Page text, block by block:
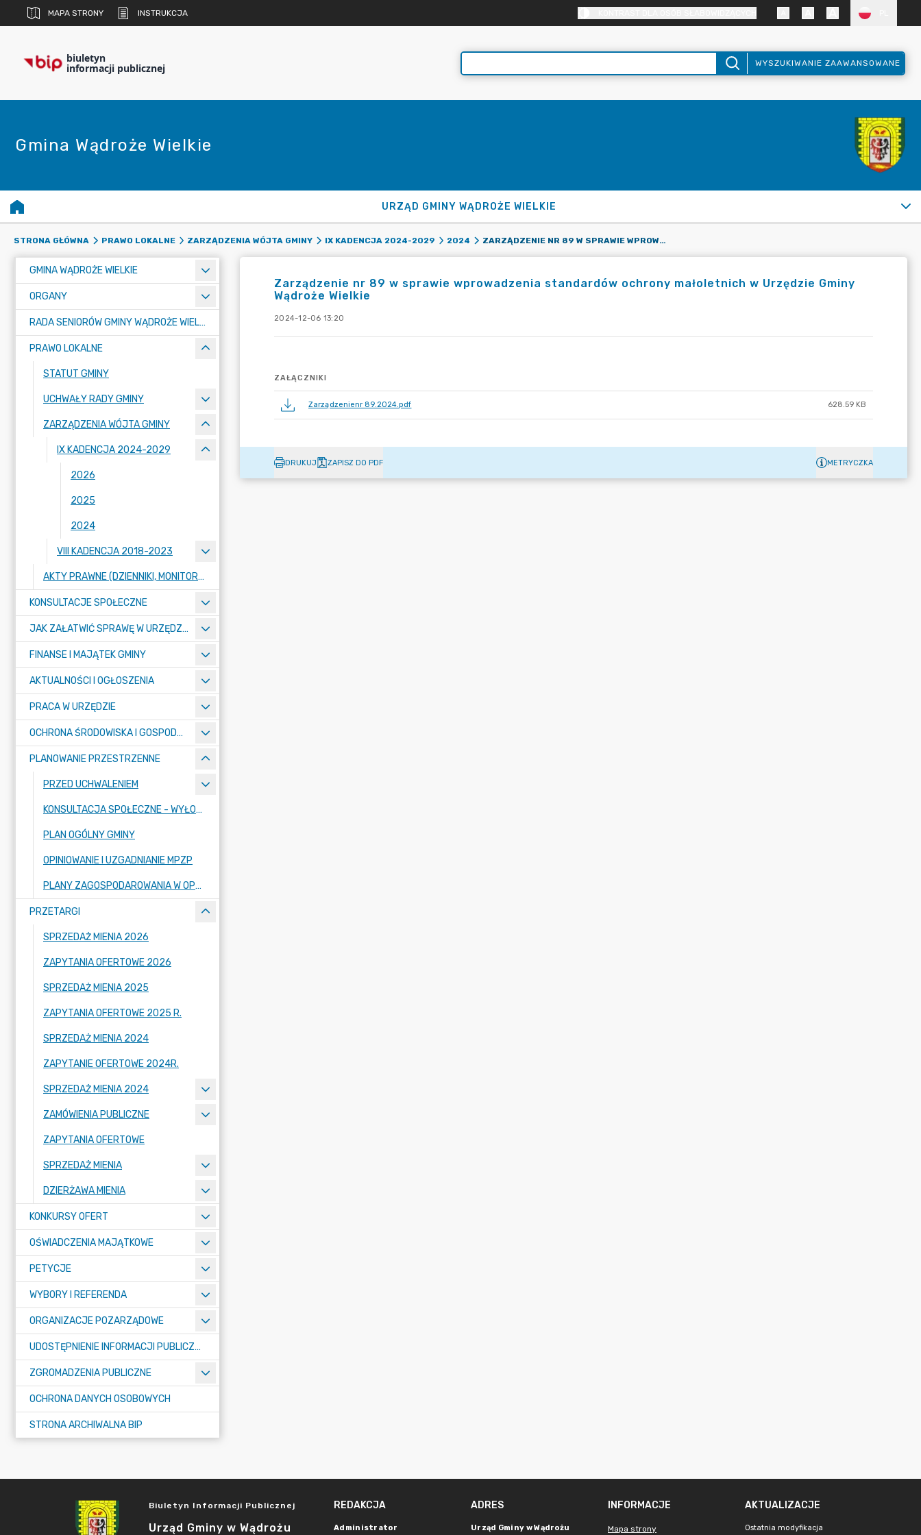
MAPA STRONY INSTRUKCJA
biuletyn
informacji publicznej WYSZUKIWANIE ZAAWANSOWANE
Gmina Wądroże Wielkie
URZĄD GMINY WĄDROŻE WIELKIE
STRONA GŁÓWNA PRAWO LOKALNE ZARZĄDZENIA WÓJTA GMINY IX KADENCJA 2024-2029 2024 ZARZĄDZENIE NR 89 W SPRAWIE WPROWADZENIA STANDARDÓW OCHRONY MAŁOLETNICH W URZĘDZIE GMINY WĄDROŻE WIELKIE
GMINA WĄDROŻE WIELKIE
ORGANY
RADA SENIORÓW GMINY WĄDROŻE WIELKIE
PRAWO LOKALNE
STATUT GMINY
UCHWAŁY RADY GMINY
ZARZĄDZENIA WÓJTA GMINY
IX KADENCJA 2024-2029
2026
2025
2024
VIII KADENCJA 2018-2023
AKTY PRAWNE (DZIENNIKI, MONITORY)
KONSULTACJE SPOŁECZNE
JAK ZAŁATWIĆ SPRAWĘ W URZĘDZIE ? - KARTY USŁUG I FORMULARZE
FINANSE I MAJĄTEK GMINY
AKTUALNOŚCI I OGŁOSZENIA
PRACA W URZĘDZIE
OCHRONA ŚRODOWISKA I GOSPODARKA KOMUNALNA
PLANOWANIE PRZESTRZENNE
PRZED UCHWALENIEM
KONSULTACJA SPOŁECZNE - WYŁOŻENIE
PLAN OGÓLNY GMINY
OPINIOWANIE I UZGADNIANIE MPZP
PLANY ZAGOSPODAROWANIA W OPRACOWANIU
PRZETARGI
SPRZEDAŻ MIENIA 2026
ZAPYTANIA OFERTOWE 2026
SPRZEDAŻ MIENIA 2025
ZAPYTANIA OFERTOWE 2025 R.
SPRZEDAŻ MIENIA 2024
ZAPYTANIE OFERTOWE 2024R.
SPRZEDAŻ MIENIA 2024
ZAMÓWIENIA PUBLICZNE
ZAPYTANIA OFERTOWE
SPRZEDAŻ MIENIA
DZIERŻAWA MIENIA
KONKURSY OFERT
OŚWIADCZENIA MAJĄTKOWE
PETYCJE
WYBORY I REFERENDA
ORGANIZACJE POZARZĄDOWE
UDOSTĘPNIENIE INFORMACJI PUBLICZNEJ
ZGROMADZENIA PUBLICZNE
OCHRONA DANYCH OSOBOWYCH
STRONA ARCHIWALNA BIP
Zarządzenie nr 89 w sprawie wprowadzenia standardów ochrony małoletnich w Urzędzie Gminy
Wądroże Wielkie
2024-12-06 13:20
ZAŁĄCZNIKI
Zarządzenienr 89.2024.pdf 628.59 KB
DRUKUJ ZAPISZ DO PDF METRYCZKA
Biuletyn Informacji Publicznej
Urząd Gminy w Wądrożu
REDAKCJA
Administrator
ADRES
Urząd Gminy w Wądrożu
INFORMACJE
Mapa strony
AKTUALIZACJE
Ostatnia modyfikacja